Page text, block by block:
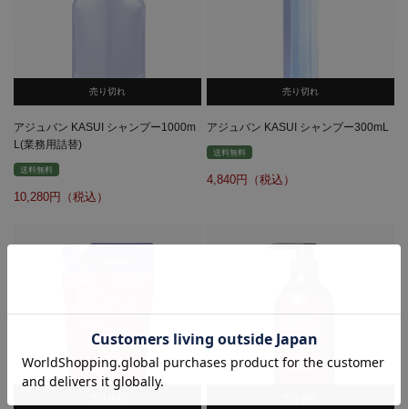
売り切れ
アジュバン KASUI シャンプー1000m
L(業務用詰替)
送料無料
10,280
売り切れ
アジュバン KASUI シャンプー300mL
送料無料
4,840